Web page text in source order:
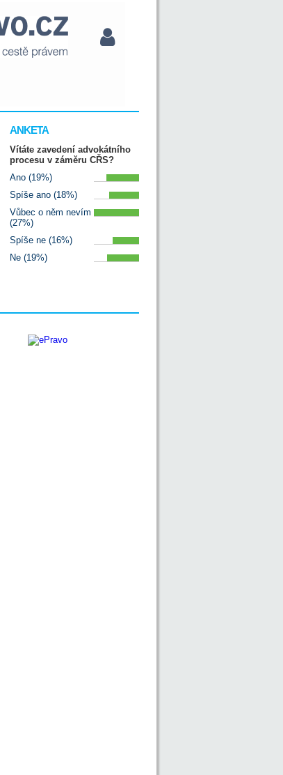
ANKETA
Vítáte zavedení advokátního
procesu v záměru CŘS?
Ano (19%)
Spíše ano (18%)
Vůbec o něm nevím
(27%)
Spíše ne (16%)
Ne (19%)